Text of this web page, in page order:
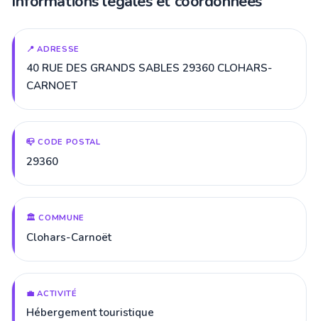
📍 ADRESSE
40 RUE DES GRANDS SABLES 29360 CLOHARS-
CARNOET
📪 CODE POSTAL
29360
🏛️ COMMUNE
Clohars-Carnoët
💼 ACTIVITÉ
Hébergement touristique